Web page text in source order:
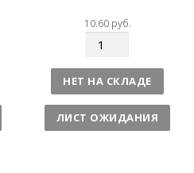
10.60 руб.
л
и
ч
е
НЕТ НА СКЛАДЕ
ЛИСТ ОЖИДАНИЯ